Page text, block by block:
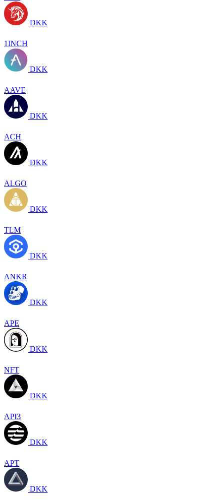
DKK
1INCH
DKK
AAVE
DKK
ACH
DKK
ALGO
DKK
TLM
DKK
ANKR
DKK
APE
DKK
NFT
DKK
API3
DKK
APT
DKK